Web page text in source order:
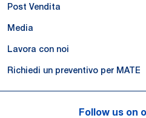
Post Vendita
Media
Lavora con noi
Richiedi un preventivo per MATE
Follow us on